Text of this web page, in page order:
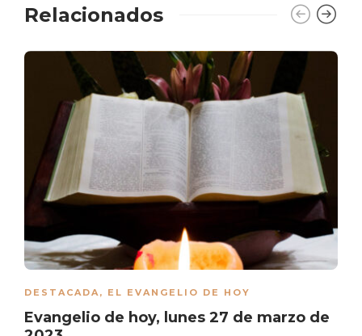
Relacionados
DESTACADA, EL EVANGELIO DE HOY
Evangelio de hoy, lunes 27 de marzo de